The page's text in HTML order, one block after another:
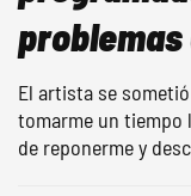
El artista se
tomarme un tiempo
de reponerme y